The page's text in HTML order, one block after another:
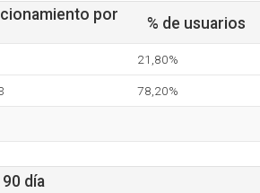
por
% de usuarios
21,80%
78,20%
día